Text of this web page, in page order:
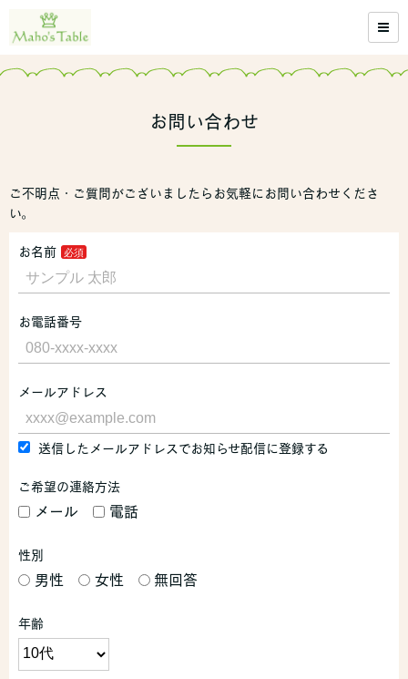
お問い合わせ
ご不明点・ご質問がございましたらお気軽にお問い合わせくださ
い。
お名前
お電話番号
メールアドレス
送信したメールアドレスでお知らせ配信に登録する
ご希望の連絡方法
メール 電話
性別
男性 女性 無回答
年齢